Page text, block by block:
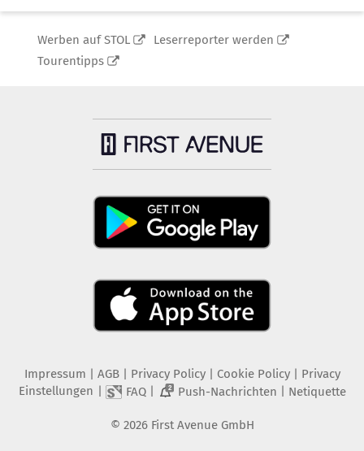
Werben auf STOL
Leserreporter werden
Tourentipps
Impressum AGB Privacy Policy| Cookie Policy| Privacy
Einstellungen
FAQ| 2 Push-Nachrichten Netiquette
© 2026 First Avenue GmbH